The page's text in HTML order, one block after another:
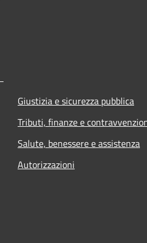
Giustizia e sicurezza pubblica
Tributi, finanze e
Salute, benessere e assistenza
Autorizzazioni